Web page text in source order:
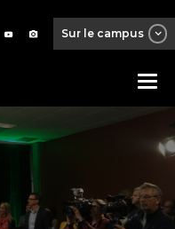
Sur le campus